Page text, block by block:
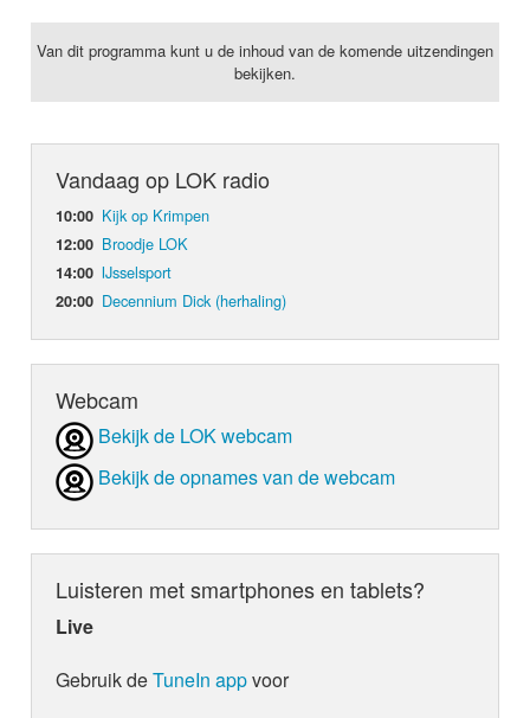
Van dit programma kunt u de inhoud van de komende uitzendingen
bekijken.
Vandaag op LOK radio
10:00 Kijk op Krimpen
12:00 Broodje LOK
14:00 IJsselsport
20:00 Decennium Dick (herhaling)
Webcam
Bekijk de LOK webcam
Bekijk de opnames van de webcam
Luisteren met smartphones en tablets?
Live
Gebruik deTuneIn appvoor